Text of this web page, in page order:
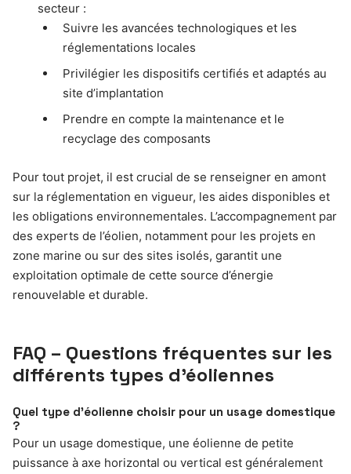
secteur :
Suivre les avancées technologiques et les
réglementations locales
Privilégier les dispositifs certifiés et adaptés au
site d’implantation
Prendre en compte la maintenance et le
recyclage des composants
Pour tout projet, il est crucial de se renseigner en amont
sur la réglementation en vigueur, les aides disponibles et
les obligations environnementales. L’accompagnement par
des experts de l’éolien, notamment pour les projets en
zone marine ou sur des sites isolés, garantit une
exploitation optimale de cette source d’énergie
renouvelable et durable.
FAQ – Questions fréquentes sur les
différents types d’éoliennes
Quel type d’éolienne choisir pour un usage domestique
?
Pour un usage domestique, une éolienne de petite
puissance à axe horizontal ou vertical est généralement